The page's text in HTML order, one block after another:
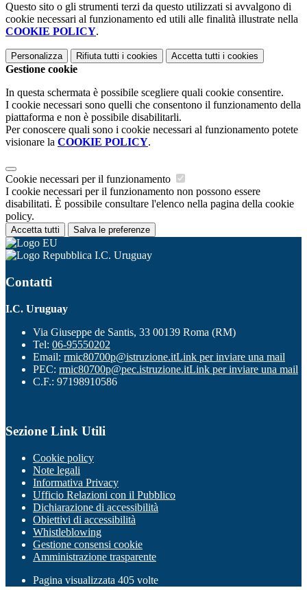
Questo sito o gli strumenti terzi da questo utilizzati si avvalgono di
cookie necessari al funzionamento ed utili alle finalità illustrate nella
COOKIE POLICY.
Personalizza Rifiuta tutti i cookies Accetta tutti i cookies
Gestione cookie
In questa schermata è possibile scegliere quali cookie consentire.
I cookie necessari sono quelli che consentono il funzionamento della
piattaforma e non è possibile disabilitarli.
Per conoscere quali sono i cookie necessari al funzionamento potete
visionare la COOKIE POLICY.
Cookie necessari per il funzionamento
I cookie necessari per il funzionamento non possono essere
disabilitati. È possibile consultare l'elenco nella pagina della cookie
policy.
Accetta tutti Salva le preferenze
I.C. Uruguay
Contatti
I.C. Uruguay
Via Giuseppe de Santis, 33 00139 Roma (RM)
Tel: 06-95550202
Email: rmic80700p@istruzione.itLink per inviare una mail
PEC: rmic80700p@pec.istruzione.itLink per inviare una mail
C.F.: 97198910586
Sezione Link Utili
Cookie policy
Note legali
Informativa Privacy
Ufficio Relazioni con il Pubblico
Dichiarazione di accessibilità
Obiettivi di accessibilità
Whistleblowing
Gestione consensi cookie
Amministrazione trasparente
Pagina visualizzata 405 volte